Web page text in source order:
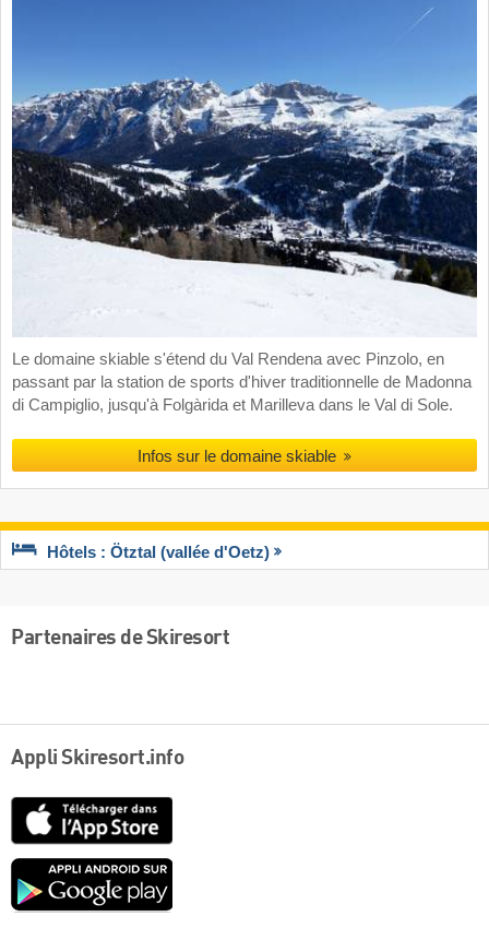
Le domaine skiable s'étend du Val Rendena avec Pinzolo, en
passant par la station de sports d'hiver traditionnelle de Madonna
di Campiglio, jusqu'à Folgàrida et Marilleva dans le Val di Sole.
Infos sur le domaine skiable
Hôtels : Ötztal (vallée d'Oetz)
Partenaires de Skiresort
Appli Skiresort.info
Google